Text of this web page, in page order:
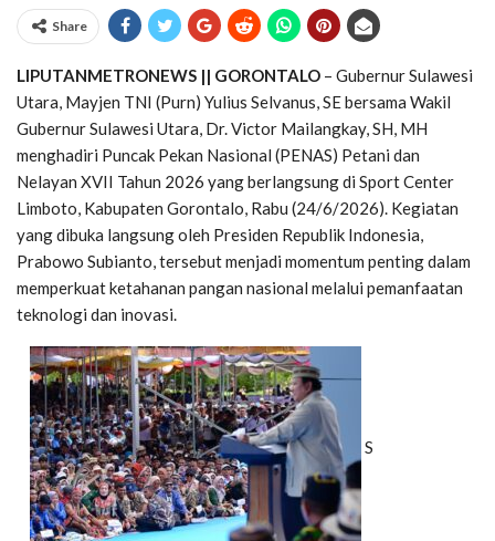
Share
LIPUTANMETRONEWS || GORONTALO – Gubernur Sulawesi
Utara, Mayjen TNI (Purn) Yulius Selvanus, SE bersama Wakil
Gubernur Sulawesi Utara, Dr. Victor Mailangkay, SH, MH
menghadiri Puncak Pekan Nasional (PENAS) Petani dan
Nelayan XVII Tahun 2026 yang berlangsung di Sport Center
Limboto, Kabupaten Gorontalo, Rabu (24/6/2026). Kegiatan
yang dibuka langsung oleh Presiden Republik Indonesia,
Prabowo Subianto, tersebut menjadi momentum penting dalam
memperkuat ketahanan pangan nasional melalui pemanfaatan
teknologi dan inovasi.
S